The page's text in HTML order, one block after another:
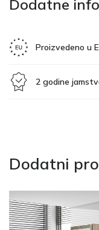
Dodatne
Proizvedeno u
2 godine
Dodatni